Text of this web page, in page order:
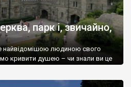
парк і, звичайно,
найвідомішою людиною свого
кривити душею – чи знали ви це